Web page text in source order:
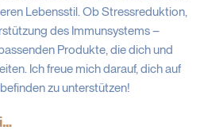
Lebensstil. Ob Stressreduktion,
des Immunsystems –
Produkte, die dich und
Ich freue mich darauf, dich auf
zu unterstützen!